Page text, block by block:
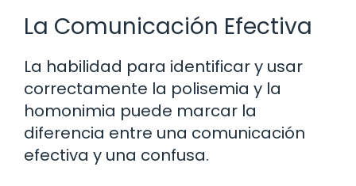
La Comunicación Efectiva
La habilidad para identificar y usar
correctamente la polisemia y la
homonimia puede marcar la
diferencia entre una comunicación
efectiva y una confusa.